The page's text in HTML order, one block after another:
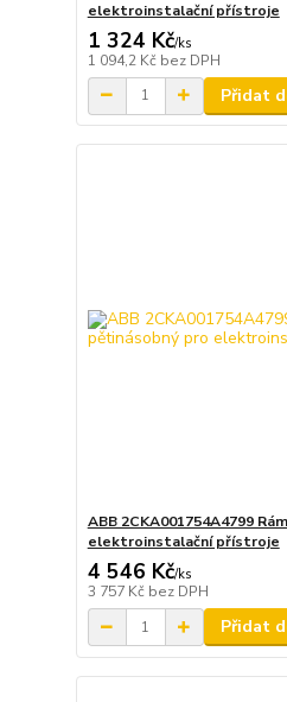
elektroinstalační přístroje
1 324 Kč/ks
1 094,2 Kč bez DPH
Přidat
ABB 2CKA001754A4799
elektroinstalační přístroje
4 546 Kč/ks
3 757 Kč bez DPH
Přidat